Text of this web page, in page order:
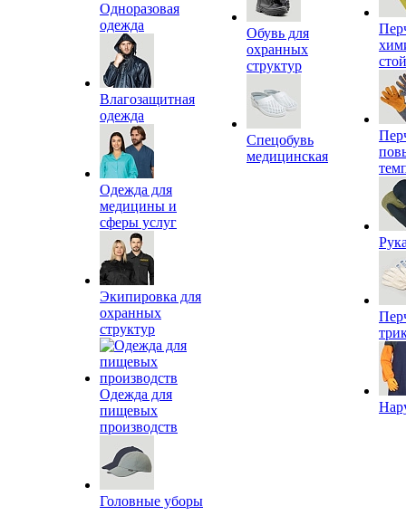
Одноразовая
одежда
Влагозащитная
одежда
Одежда для
медицины и
сферы услуг
Экипировка для
охранных
структур
Одежда для
пищевых
производств
Головные уборы
Обувь для
охранных
структур
Спецобувь
медицинская